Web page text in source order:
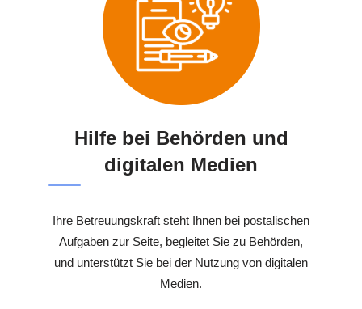
Hilfe bei Behörden und
digitalen Medien
Ihre Betreuungskraft steht Ihnen bei postalischen
Aufgaben zur Seite, begleitet Sie zu Behörden,
und unterstützt Sie bei der Nutzung von digitalen
Medien.